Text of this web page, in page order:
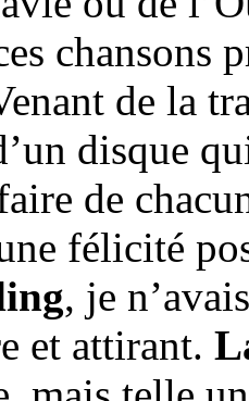
chansons
de la
disque
de
félicité
, je
et attirant.